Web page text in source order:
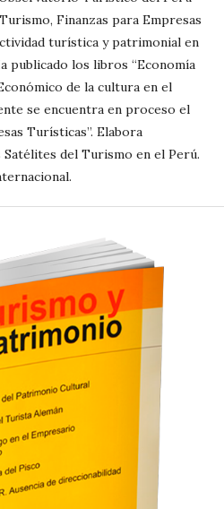
Finanzas para Empresas
turística y patrimonial en
publicado los libros “Economía
de la cultura en el
se encuentra en proceso el
Turísticas”. Elabora
del Turismo en el Perú.